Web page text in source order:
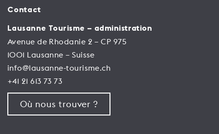
Contact
Lausanne Tourisme – administration
Avenue de Rhodanie 2 – CP 975
1001 Lausanne – Suisse
info@lausanne-tourisme.ch
+41 21 613 73 73
Où nous trouver ?